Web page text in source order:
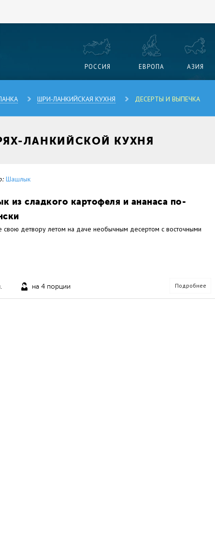
РОССИЯ ЕВРОПА АЗИЯ
ШРИ-ЛАНКИЙСКАЯ КУХНЯ ДЕСЕРТЫ И ВЫПЕЧКА
ЛАНКИЙСКОЙ КУХНЯ
Шашлык
из сладкого картофеля и ананаса по-
свою детвору летом на даче необычным десертом с восточными
на 4 порции Подробнее